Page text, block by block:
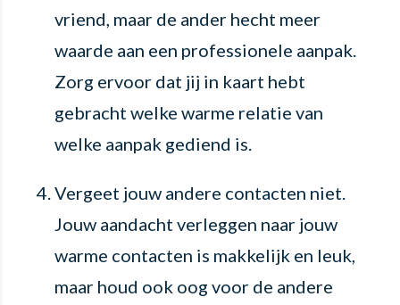
vriend, maar de ander hecht meer
waarde aan een professionele aanpak.
Zorg ervoor dat jij in kaart hebt
gebracht welke warme relatie van
welke aanpak gediend is.
Vergeet jouw andere contacten niet.
Jouw aandacht verleggen naar jouw
warme contacten is makkelijk en leuk,
maar houd ook oog voor de andere